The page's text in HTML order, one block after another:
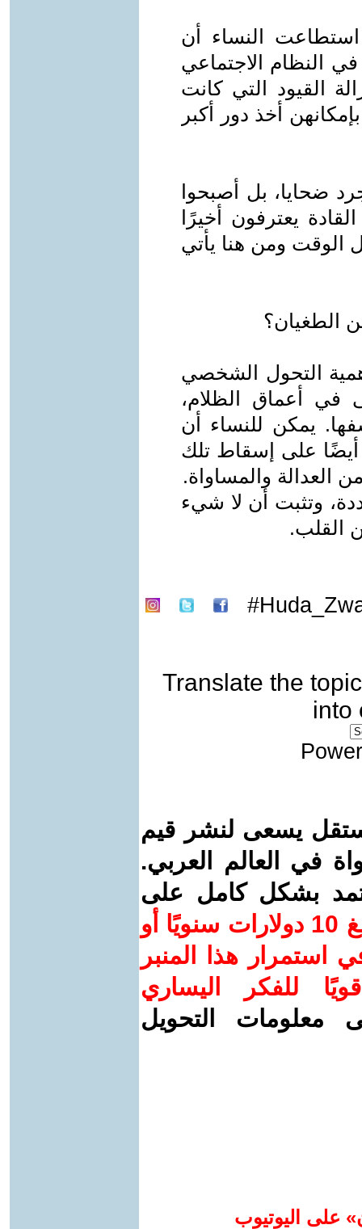
استطاعت النساء أن
النظام الاجتماعي
القيود التي كانت
أخذ دور أكبر
ضحايا، بل أصبحوا
يعترفون أخيرًا
الوقت ومن هنا يأتي
الطغيان؟
التحول الشخصي
في أعماق الظلام،
يمكن للنساء أن
أيضًا على إسقاط تلك
العدالة والمساواة.
وتثبت أن لا شيء
القلب.
Translate the topic
into
يسعى لنشر قيم
في العالم العربي.
بشكل كامل على
ساهم/ي معنا! بدعمكم بمبلغ 10 دولارات سنويًا أو
استمرار هذا المنبر
للفكر اليساري
معلومات التحويل
على اليوتيوب